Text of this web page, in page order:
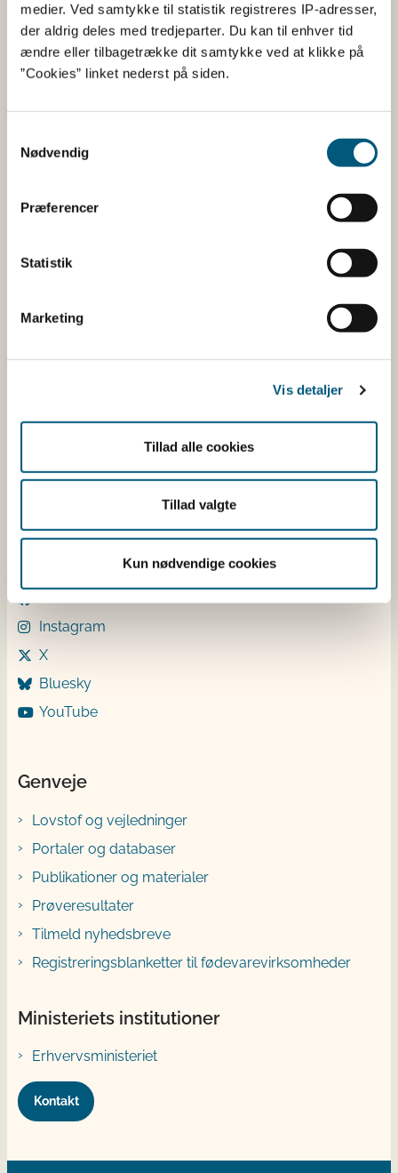
medier. Ved samtykke til statistik registreres IP-adresser,
der aldrig deles med tredjeparter. Du kan til enhver tid
ændre eller tilbagetrække dit samtykke ved at klikke på
”Cookies” linket nederst på siden.
Nødvendig
Præferencer
Statistik
Marketing
Vis detaljer
Tillad alle cookies
Tillad valgte
Kun nødvendige cookies
Fødevarestyrelsen er en styrelse under
Erhvervsministeriet. Styrelsen arbejder med hele
fødevarekæden fra jord til bord med fokus på
dyresundhed og sikker, sund mad. Vi står bag De
Fødevarestyrelsen
Tlf. 72 2​​​7 69 00
EAN
Fredag: 9-12
Følg os
Instagram
X
Bluesky
YouTube
Genveje
Lovstof og vejledninger
Portaler og databaser
Publikationer og materialer
Prøveresultater
Tilmeld nyhedsbreve
Registreringsblanketter til fødevarevirksomheder
Ministeriets institutioner
Erhvervsministeriet
Kontakt